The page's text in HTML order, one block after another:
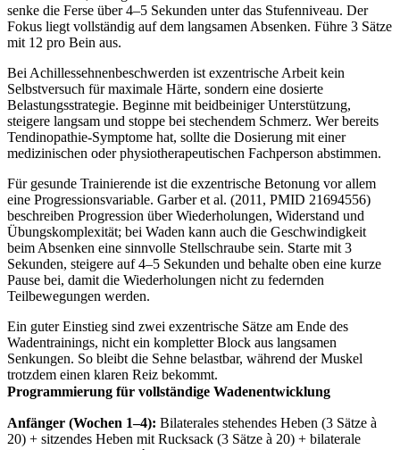
senke die Ferse über 4–5 Sekunden unter das Stufenniveau. Der
Fokus liegt vollständig auf dem langsamen Absenken. Führe 3 Sätze
mit 12 pro Bein aus.
Bei Achillessehnenbeschwerden ist exzentrische Arbeit kein
Selbstversuch für maximale Härte, sondern eine dosierte
Belastungsstrategie. Beginne mit beidbeiniger Unterstützung,
steigere langsam und stoppe bei stechendem Schmerz. Wer bereits
Tendinopathie-Symptome hat, sollte die Dosierung mit einer
medizinischen oder physiotherapeutischen Fachperson abstimmen.
Für gesunde Trainierende ist die exzentrische Betonung vor allem
eine Progressionsvariable. Garber et al. (2011, PMID 21694556)
beschreiben Progression über Wiederholungen, Widerstand und
Übungskomplexität; bei Waden kann auch die Geschwindigkeit
beim Absenken eine sinnvolle Stellschraube sein. Starte mit 3
Sekunden, steigere auf 4–5 Sekunden und behalte oben eine kurze
Pause bei, damit die Wiederholungen nicht zu federnden
Teilbewegungen werden.
Ein guter Einstieg sind zwei exzentrische Sätze am Ende des
Wadentrainings, nicht ein kompletter Block aus langsamen
Senkungen. So bleibt die Sehne belastbar, während der Muskel
trotzdem einen klaren Reiz bekommt.
Programmierung für vollständige Wadenentwicklung
Anfänger (Wochen 1–4): Bilaterales stehendes Heben (3 Sätze à
20) + sitzendes Heben mit Rucksack (3 Sätze à 20) + bilaterale